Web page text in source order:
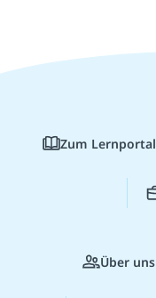
Zum Lernportal
Über uns